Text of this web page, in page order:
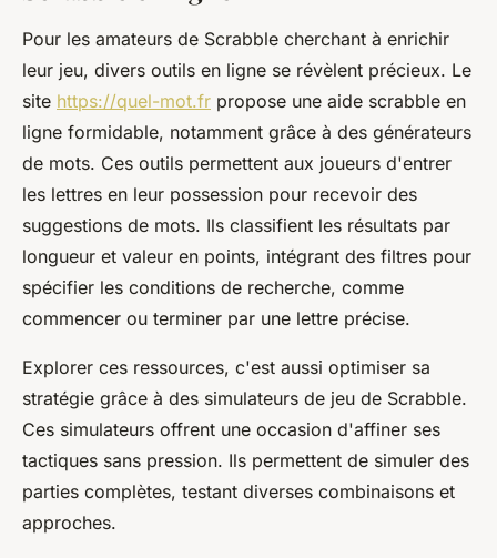
Pour les amateurs de Scrabble cherchant à enrichir
leur jeu, divers outils en ligne se révèlent précieux. Le
site https://quel-mot.fr propose une aide scrabble en
ligne formidable, notamment grâce à des générateurs
de mots. Ces outils permettent aux joueurs d'entrer
les lettres en leur possession pour recevoir des
suggestions de mots. Ils classifient les résultats par
longueur et valeur en points, intégrant des filtres pour
spécifier les conditions de recherche, comme
commencer ou terminer par une lettre précise.
Explorer ces ressources, c'est aussi optimiser sa
stratégie grâce à des simulateurs de jeu de Scrabble.
Ces simulateurs offrent une occasion d'affiner ses
tactiques sans pression. Ils permettent de simuler des
parties complètes, testant diverses combinaisons et
approches.